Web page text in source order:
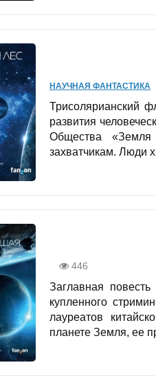
НАУЧНАЯ ФАНТАСТИКА
Трисолярианский
развития
Общества «Земля
захватчикам. Люди
446
Заглавная
купленного
лауреатов
планете Земля, ее